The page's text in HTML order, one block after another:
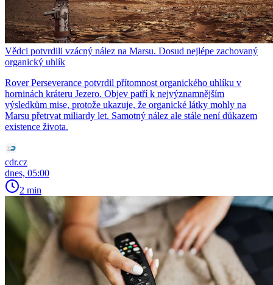
Vědci potvrdili vzácný nález na Marsu. Dosud nejlépe zachovaný
organický uhlík
Rover Perseverance potvrdil přítomnost organického uhlíku v
horninách kráteru Jezero. Objev patří k nejvýznamnějším
výsledkům mise, protože ukazuje, že organické látky mohly na
Marsu přetrvat miliardy let. Samotný nález ale stále není důkazem
existence života.
cdr.cz
dnes, 05:00
2 min